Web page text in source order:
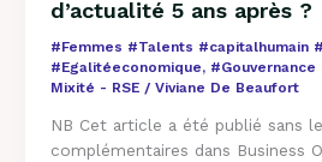
d’actualité 5 ans après ?
#Femmes #Talents #capitalhumain
#Egalitéeconomique,
Mixité - RSE/ Viviane De Beaufort
NB Cet article a été publié sans
complémentaires dans Business
les
Etats
–
Mes